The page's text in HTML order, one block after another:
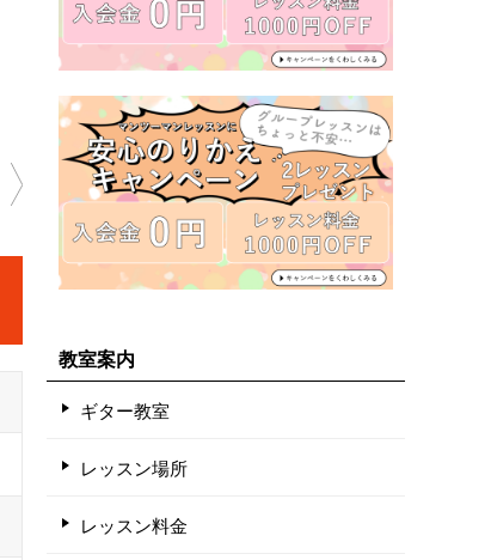
教室案内
ギター教室
レッスン場所
レッスン料金